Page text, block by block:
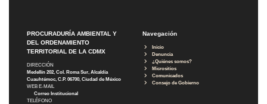
PROCURADURÍA AMBIENTAL Y
DEL ORDENAMIENTO
TERRITORIAL DE LA CDMX
DIRECCIÓN
Medellín 202, Col. Roma Sur, Alcaldía
Cuauhtémoc, C.P. 06700, Ciudad de México
WEB E-MAIL
Correo Institucional
TELÉFONO
Navegación
Inicio
Denuncia
¿Quiénes somos?
Micrositios
Comunicados
Consejo de Gobierno